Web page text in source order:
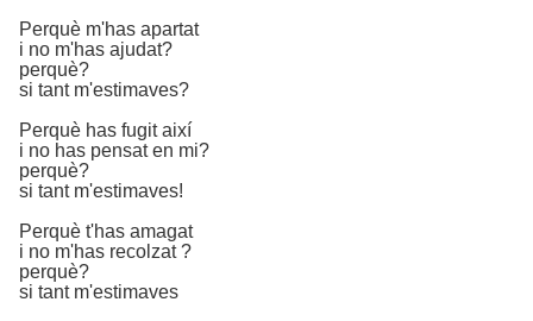
Perquè m'has apartat
i no m'has ajudat?
perquè?
si tant m'estimaves?
Perquè has fugit així
i no has pensat en mi?
perquè?
si tant m'estimaves!
Perquè t'has amagat
i no m'has recolzat ?
perquè?
si tant m'estimaves